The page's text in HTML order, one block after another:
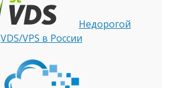
Недорогой
VDS/VPS в России